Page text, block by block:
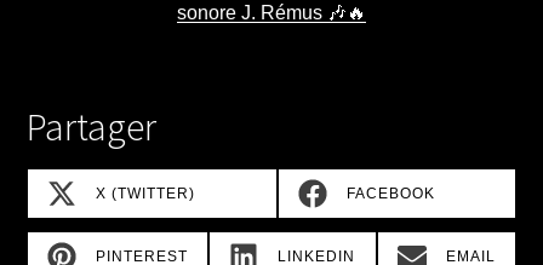
sonore J. Rémus 🎶🔥
Partager
SHARE
X (TWITTER)
SHARE
FACEBOOK
SHARE
PINTEREST
SHARE
LINKEDIN
SHARE
EMAIL